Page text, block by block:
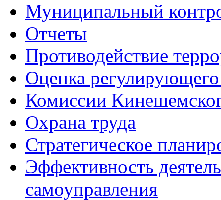
Муниципальный
Отчеты
Противодействие
Оценка
Комиссии
Охрана труда
Стратегическое
Эффективность
самоуправления